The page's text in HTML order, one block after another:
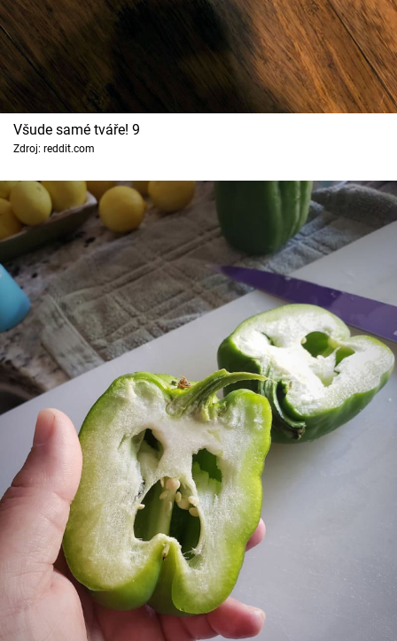
Všude samé tváře! 9
Zdroj: reddit.com